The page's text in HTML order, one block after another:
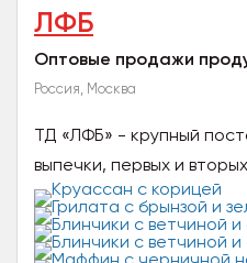
ЛФБ
Оптовые продажи
Россия, Москва
ТД «ЛФБ» - крупный
выпечки, первых и
европейских и
сегменте HoReCa. ТД "...